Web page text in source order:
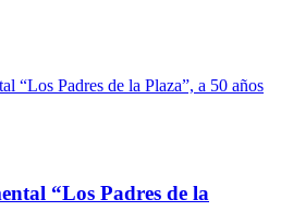
“Los Padres de la